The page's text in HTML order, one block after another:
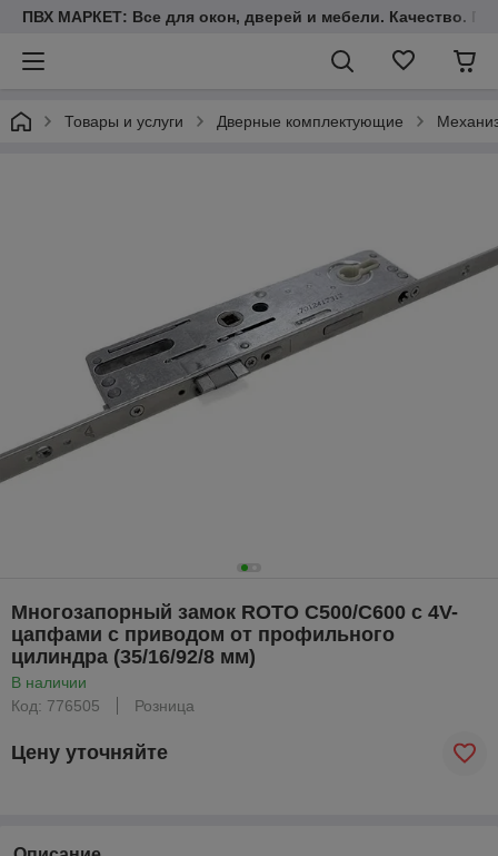
ПВХ МАРКЕТ: Все для окон, дверей и мебели. Качество.
Товары и услуги Дверные комплектующие
Многозапорный замок ROTO С500/С600 с 4V-
цапфами с приводом от профильного
цилиндра (35/16/92/8 мм)
В наличии
Код: 776505
Розница
Цену уточняйте